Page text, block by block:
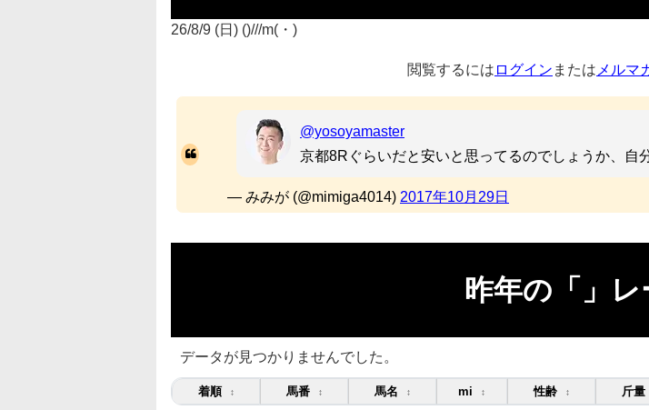
26/8/9 (日) ()///m(・)
閲覧するには ログイン または メルマ
@yosoyamaster
京都8Rぐらいだと安いと思ってるのでしょうか、自
— みみが (@mimiga4014) 2017年10月29日
昨年の「」
データが見つかりませんでした。
着順 ↕ 馬番 ↕ 馬名 ↕ mi ↕ 性齢 ↕ 斤量